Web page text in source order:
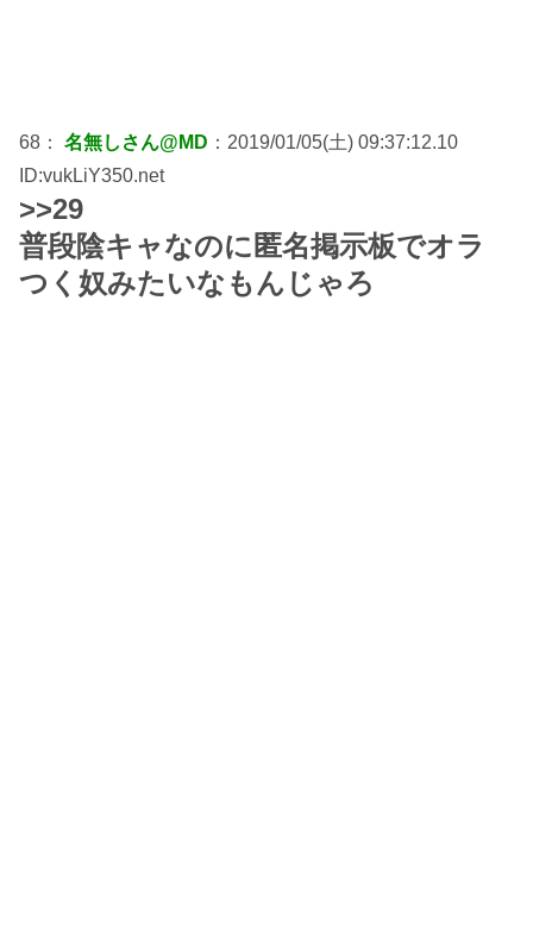
68： 名無しさん@MD ：2019/01/05(土) 09:37:12.10
ID:vukLiY350.net
>>29
普段陰キャなのに匿名掲示板でオラ
つく奴みたいなもんじゃろ